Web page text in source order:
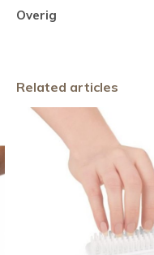
Overig
Related articles